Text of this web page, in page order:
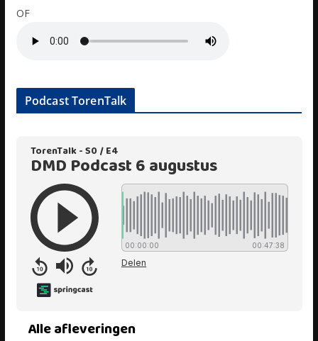
OF
Podcast TorenTalk